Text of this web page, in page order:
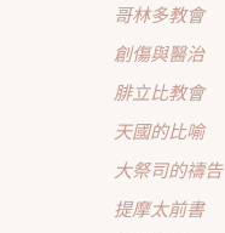
哥林多教會
創傷與醫治
腓立比教會
天國的比喻
大祭司的禱告
提摩太前書